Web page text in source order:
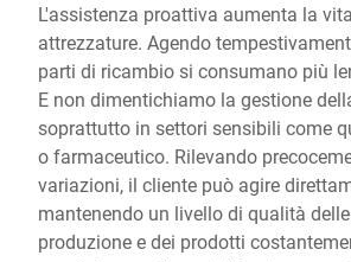
L'assistenza proattiva aumenta la
attrezzature. Agendo
parti di ricambio si consumano più
E non dimentichiamo la gestione
soprattutto in settori sensibili come
o farmaceutico. Rilevando
variazioni, il cliente può agire
mantenendo un livello di qualità
produzione e dei prodotti